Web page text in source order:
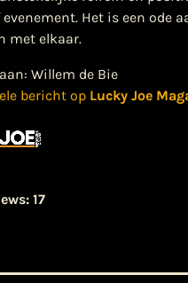
evenement. Het is een ode
met elkaar.
Willem de Bie
bericht op Lucky Joe
17